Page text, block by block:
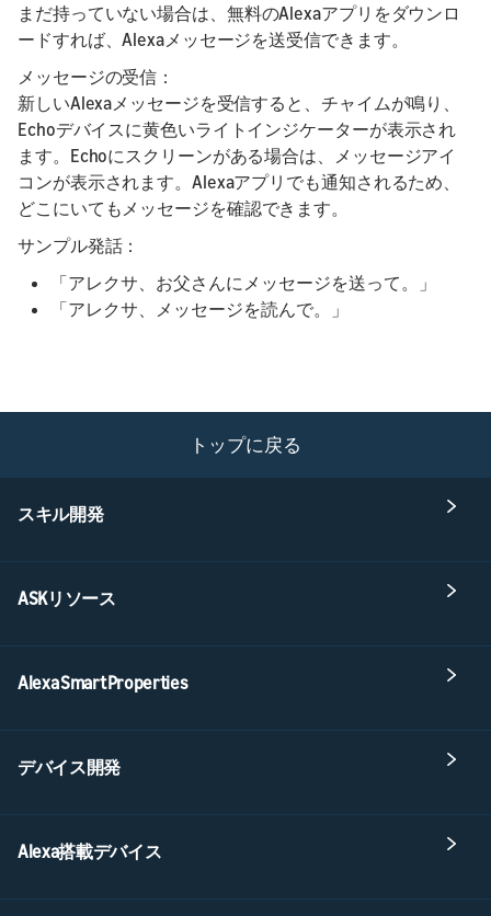
まだ持っていない場合は、無料のAlexaアプリをダウンロ
ードすれば、Alexaメッセージを送受信できます。
メッセージの受信：
新しいAlexaメッセージを受信すると、チャイムが鳴り、
Echoデバイスに黄色いライトインジケーターが表示され
ます。Echoにスクリーンがある場合は、メッセージアイ
コンが表示されます。Alexaアプリでも通知されるため、
どこにいてもメッセージを確認できます。
サンプル発話：
「アレクサ、お父さんにメッセージを送って。」
「アレクサ、メッセージを読んで。」
トップに戻る
スキル開発
ASKリソース
Alexa Smart Properties
デバイス開発
Alexa搭載デバイス